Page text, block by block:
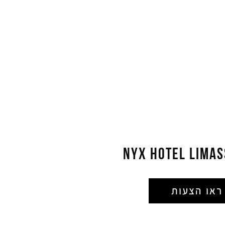
NYX HOTEL
ראו הצעות